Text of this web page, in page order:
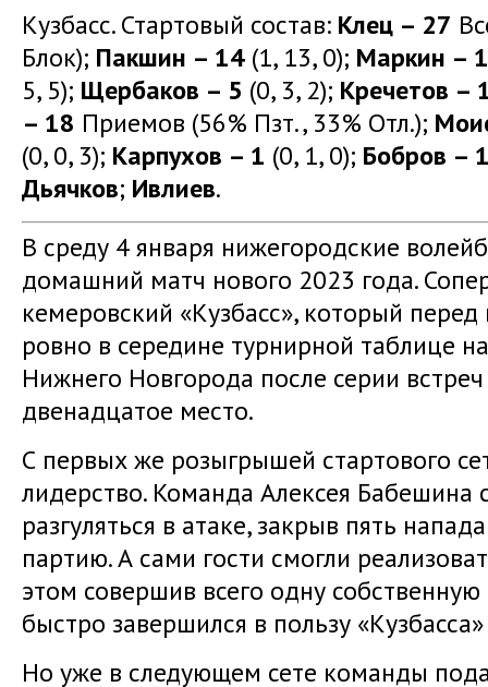
Кузбасс. Стартовый состав: Клец – 27
Блок); Пакшин – 14 (1, 13, 0); Маркин –
5, 5); Щербаков – 5 (0, 3, 2); Кречетов –
– 18 Приемов (56% Пзт., 33% Отл.);
(0, 0, 3); Карпухов – 1 (0, 1, 0); Бобров –
Дьячков; Ивлиев.
В среду 4 января нижегородские
домашний матч нового 2023 года.
кемеровский «Кузбасс», который
ровно в середине турнирной таблице
Нижнего Новгорода после серии
двенадцатое место.
С первых же розыгрышей стартового
лидерство. Команда Алексея Бабешина
разгуляться в атаке, закрыв пять
партию. А сами гости смогли
этом совершив всего одну
быстро завершился в пользу
Но уже в следующем сете команды